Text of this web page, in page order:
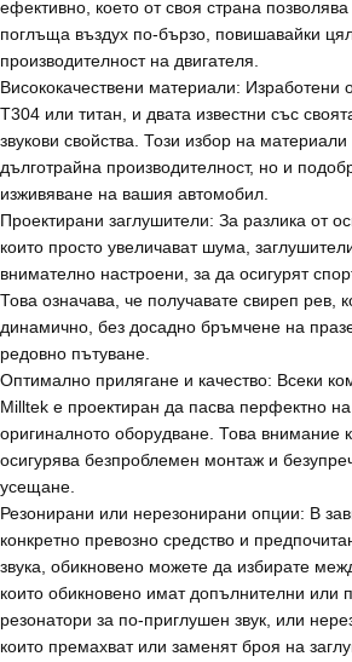
ефективно, което от своя страна
поглъща въздух по-бързо, повишавайки
производителност на двигателя.
Висококачествени материали:
T304 или титан, и двата известни със
звукови свойства. Този избор на
дълготрайна производителност, но и
изживяване на вашия автомобил.
Проектирани заглушители: За разлика от
които просто увеличават шума,
внимателно настроени, за да осигурят
Това означава, че получавате свиреп рев,
динамично, без досадно бръмчене на
редовно пътуване.
Оптимално прилягане и качество: Всеки
Milltek е проектиран да пасва перфектно
оригиналното оборудване. Това внимание
осигурява безпроблемен монтаж и
усещане.
Резонирани или нерезонирани опции: В
конкретно превозно средство и
звука, обикновено можете да избирате
които обикновено имат допълнителни или
резонатори за по-приглушен звук, или
които премахват или заменят броя на